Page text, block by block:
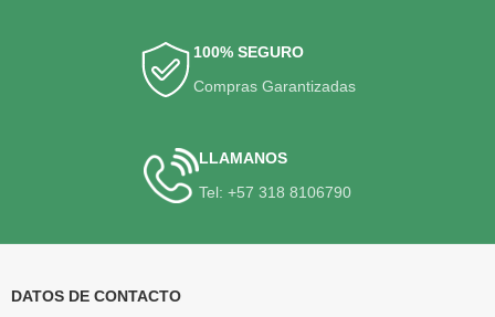
100% SEGURO
Compras Garantizadas
LLAMANOS
Tel: +57 318 8106790
DATOS DE CONTACTO